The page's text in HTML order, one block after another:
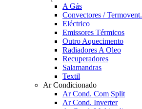
A Gás
Convectores / Termovent.
Eléctrico
Emissores Térmicos
Outro Aquecimento
Radiadores A Oleo
Recuperadores
Salamandras
Textil
Ar Condicionado
Ar Cond. Com Split
Ar Cond. Inverter